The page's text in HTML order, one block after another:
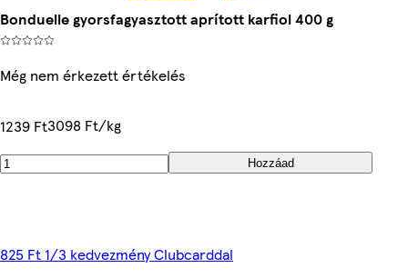
Bonduelle gyorsfagyasztott aprított karfiol 400 g
Még nem érkezett értékelés
1239 Ft3098 Ft/kg
Hozzáad
825 Ft 1/3 kedvezmény Clubcarddal